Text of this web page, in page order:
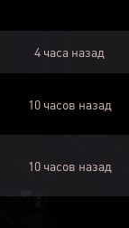
4 часа назад
10 часов назад
10 часов назад